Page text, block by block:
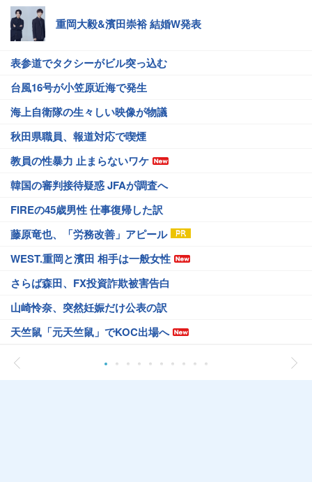
重岡大毅&濱田崇裕 結婚W発表
表参道でタクシーがビル突っ込む
台風16号が小笠原近海で発生
海上自衛隊の生々しい映像が物議
秋田県職員、報道対応で喫煙
教員の性暴力 止まらないワケ
韓国の審判接待疑惑 JFAが調査へ
FIREの45歳男性 仕事復帰した訳
藤原竜也、「労務改善」アピール
WEST.重岡と濱田 相手は一般女性
さらば森田、FX投資詐欺被害告白
山崎怜奈、突然妊娠だけ公表の訳
天竺鼠「元天竺鼠」でKOC出場へ